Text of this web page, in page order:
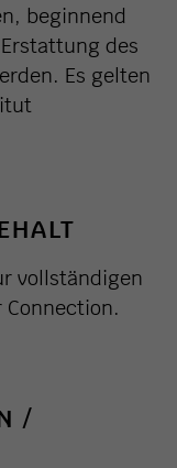
beginnend
des
Es gelten
vollständigen
Connection.
/